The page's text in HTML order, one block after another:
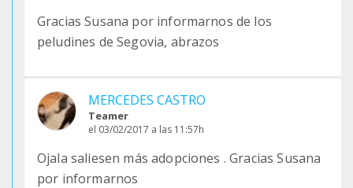
Gracias Susana por informarnos de los
peludines de Segovia, abrazos
MERCEDES CASTRO
Teamer
el 03/02/2017 a las 11:57h
Ojala saliesen más adopciones . Gracias Susana
por informarnos